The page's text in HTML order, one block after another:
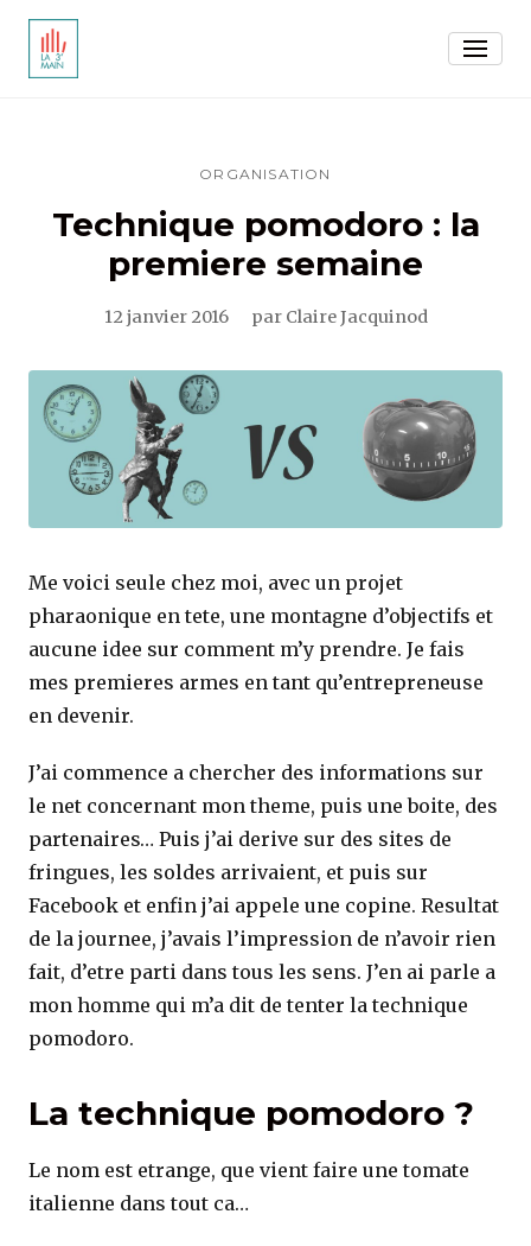
ORGANISATION
Technique pomodoro : la
premiere semaine
12 janvier 2016 par Claire Jacquinod
Me voici seule chez moi, avec un projet
pharaonique en tete, une montagne d’objectifs et
aucune idee sur comment m’y prendre. Je fais
mes premieres armes en tant qu’entrepreneuse
en devenir.
J’ai commence a chercher des informations sur
le net concernant mon theme, puis une boite, des
partenaires… Puis j’ai derive sur des sites de
fringues, les soldes arrivaient, et puis sur
Facebook et enfin j’ai appele une copine. Resultat
de la journee, j’avais l’impression de n’avoir rien
fait, d’etre parti dans tous les sens. J’en ai parle a
mon homme qui m’a dit de tenter la technique
pomodoro.
La technique pomodoro ?
Le nom est etrange, que vient faire une tomate
italienne dans tout ca…